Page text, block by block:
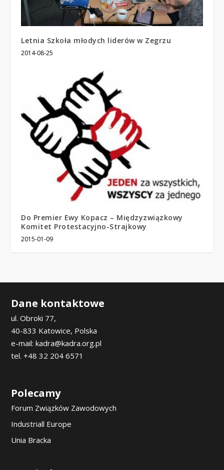
Letnia Szkoła młodych liderów w Zegrzu
2014-08-25
Do Premier Ewy Kopacz – Międzyzwiązkowy
Komitet Protestacyjno-Strajkowy
2015-01-09
Dane kontaktowe
ul. Obroki 77,
40-833 Katowice, Polska
e-mail: kadra@kadra.org.pl
tel. +48 32 204 6571
Polecamy
Forum Związków Zawodowych
Industriall Europe
Unia Bracka